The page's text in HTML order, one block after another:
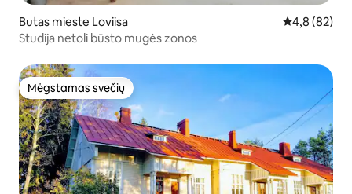
Butas mieste Loviisa Vidutinis
4,8 (82)
Studija netoli būsto mugės zonos
Mėgstamas svečių
Mėgstamas svečių